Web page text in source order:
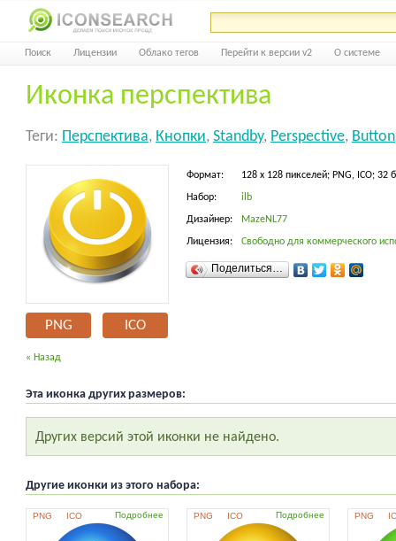
Поиск Лицензии Облако тегов Перейти к версии v2 О системе
Иконка перспектива
Теги: Перспектива, Кнопки, Standby, Perspective, Button
PNG ICO
Формат: 128 x 128 пикселей; PNG, ICO; 32
Набор: ilb
Дизайнер: MazeNL77
Лицензия: Свободно для коммерческого
Поделиться…
« Назад
Эта иконка других размеров:
Других версий этой иконки не найдено.
Другие иконки из этого набора:
PNG ICO Подробнее PNG ICO Подробнее PNG